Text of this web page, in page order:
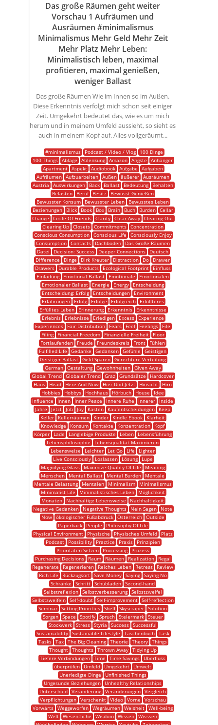
Das große Räumen geht weiter
Vorschau 1 Aufräumen und
Ausräumen #minimalismus
Minimalismus Mehr Geld Mehr Zeit
Mehr Platz Mehr Leben:
Minimalistisch leben, maximal
profitieren, maximal genießen,
weniger Ballast
Das große Räumen Wie im Innen so im Außen.
Diese Erkenntnis verfolgt mich schon seit einiger
Zeit. Umgekehrt bedeutet das, wie es um mich
herum und in meinem Umfeld aussieht, so sieht es
auch in meinem Kopf auf. Alles vollgeräumt...
#minimalismus Podcast / Video / Vlog
100 Dinge
100 Things Ablage Ablenkung Amazon Ängste
Anhänger
Apartment
Aspekt Audiobook Aufgabe
Aufgaben
Aufräumen
Aufzuarbeiten Außen äußerer
Ausräumen
Austria
Auswirkungen Back Ballast Bedeutung
Behalten
Belasten
Beruf Besitz
Bewusst Genießen
Bewusster Konsum
Bewusster Leben
Bewusstes Leben
Beziehungen
Blick Book Box Brain Buch Burden
Cellar
Change
Circle Of Friends Clarity Clear Away Clearing Out
Clearing Up
Closets Commitments
Concentration
Conscious Consumption
Conscious Life
Consciously Enjoy
Consumption
Contacts Dachboden
Das Große Räumen
Datei
Decision: Success Deeper Connections
Deutsch
Difference
Dinge Dirk Kreuter Distraction Do
Drawer
Drawers
Durable Products Ecological Footprint
Einfluss
Einladung
Emotional Ballast Emotionale
Emotionalen
Emotionaler Ballast
Energie Energy
Entscheidung
Entscheidung: Erfolg
Entscheidungen
Environment
Erfahrungen
Erfolg Erfolge Erfolgreich
Erfüllteres
Erfülltes Leben
Erinnerung Erkenntnis
Erkenntnisse
Erlebnis
Erlebnisse Erledigen Excess
Experience
Experiences
Fair Distribution Fears Feel Feelings
File
Filing
Financial Freedom Finanzielle Freiheit
Floor
Fortlaufenden
Freude Freundeskreis Front
Fühlen
Fulfilled Life
Gedanke Gedanken Gefühle
Geistigen
Geistiger Ballast
Geld Sparen
Gerechtere Verteilung
German
Gestaltung Gewohnheiten
Given Away
Global Trend Globaler Trend Graz Grundsätze
Hardcover
Haus
Head Here And Now Hier Und Jetzt Hinsicht
Hirn
Hobbies
Hobbys Hochhaus Hörbuch House
Idee
Influence
Innen Inner Peace Innere Ruhe Innerer
Inside
Jahre
Jetzt Job Joy Kasten Kaufentscheidungen
Keep
Keller
Kellerräumen Kinder Kindle Ebook
Klarheit
Knowledge
Konsum Kontakte Konzentration
Kopf
Körper
Lade Langlebige Produkte Leben
Lebensführung
Lebensphilosophie
Lebensqualität Maximieren
Lebensweise
Leichter Let Go Life
Lighter
Live Consciously
Loslassen Lösung
Lupe
Magnifying Glass
Maximize Quality Of Life
Meaning
Menschen
Mental Ballast Mental Burden
Mentale
Mentale Belastung
Mentalen Minimalism
Minimalismus
Minimalist Life
Minimalistisches Leben
Möglichkeit
Monaten
Nachhaltige Lebensweise
Nachhaltigkeit
Negative Gedanken
Negative Thoughts Nein Sagen
Note
Now
ökologischer Fußabdruck Österreich
Outside
Paperback
People
Philosophy Of Life
Physical Environment
Physische Physisches Umfeld
Platz
Podcast
Possibility Practice Praxis
Prinzipien
Prioritäten Setzen
Processing
Prozess
Purchasing Decisions
Raum Räumen Realization
Regal
Regenerate
Regenerieren Reiches Leben Retreat
Review
Rich Life
Rückzugsort Save Money Saying
Saying No
Schränke
Schritt Schubladen Second-hand
Selbstreflexion
Selbstverbesserung
Selbstzweifel
Selbstzweifeln
Self-doubt Self-improvement
Self-reflection
Seminar Setting Priorities Shelf Skyscraper Solution
Sorgen
Space Spotify Spruch Steiermark
Steuer
Stockwerk Stress Styria Success Successful
Sustainability
Sustainable Lifestyle Taschenbuch
Task
Tasks Tax The Big Cleaning Theorie Theory Things
Thought
Thoughts Thrown Away
Tidying Up
Tiefere Verbindungen Time Time Savings
Überfluss
überprüfen
Umfeld Umgekehrt
Umwelt
Unerledigte Dinge
Unfinished Things
Ungesunde Beziehungen
Unhealthy Relationships
Unterschied Veränderung Veränderungen Vergleich
Verpflichtungen
Verschenkt Video Vorne
Vorschau
Vorwärts Weggeworfen Wegräumen Weisheit Well-being
Welt Wesentliche Wisdom Wissen Wisssen